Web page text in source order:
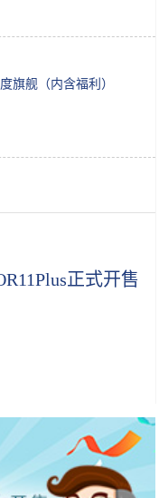
旗舰（内含福利）
正式开售